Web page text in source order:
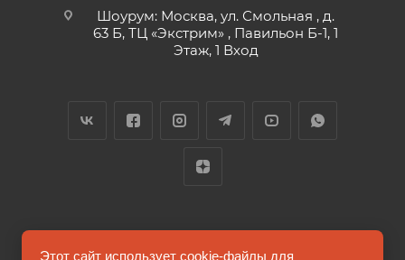
Шоурум: Москва, ул. Смольная , д.
63 Б, ТЦ «Экстрим» , Павильон Б-1, 1
Этаж, 1 Вход
2026 © FUTUMAG.RU
Этот сайт использует cookie-файлы для